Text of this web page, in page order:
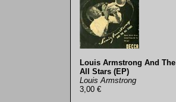
Louis Armstrong And The
All Stars (EP)
Louis Armstrong
3,00 €